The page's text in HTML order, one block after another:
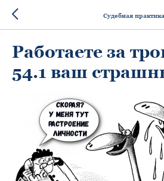
Судебная практика
Работаете за
54.1 ваш